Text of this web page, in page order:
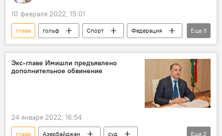
10 февраля 2022, 15:01
глава гольф Спорт
Федерация
Избрание
развитие Азербайджан
Еще 3
Экс-главе Имишли предъявлено
дополнительное обвинение
24 января 2022, 16:54
глава Азербайджан суд Еще 2